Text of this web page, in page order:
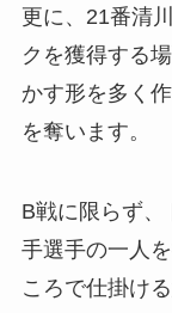
更に、21番清
クを獲得する
かす形を多く
を奪います。
B戦に限らず、
手選手の一人
ころで仕掛け